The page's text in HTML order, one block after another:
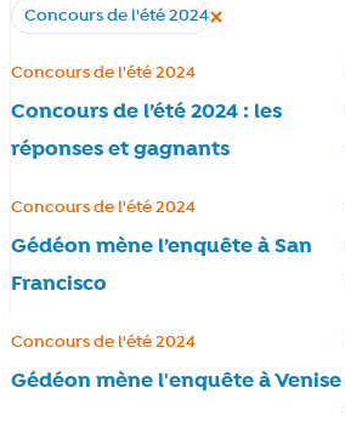
Concours de l'été 2024Supprimer le filtre
Concours de l’été 2024 : les
réponses et gagnants
Catégorie :
Concours de l'été 2024
Gédéon mène l’enquête à San
Francisco
Catégorie :
Concours de l'été 2024
Gédéon mène l'enquête à Venise
Catégorie :
Concours de l'été 2024